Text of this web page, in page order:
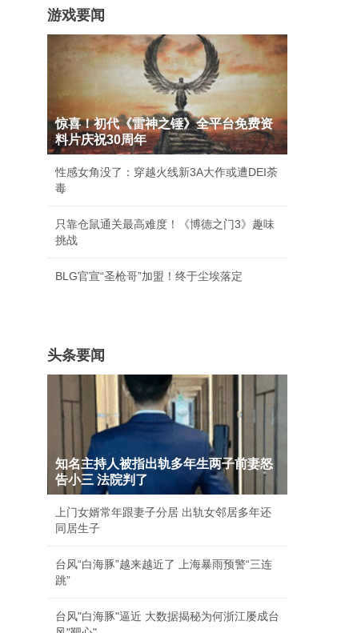
游戏要闻
惊喜！初代《雷神之锤》全平台免费资
料片庆祝30周年
性感女角没了：穿越火线新3A大作或遭DEI荼
毒
只靠仓鼠通关最高难度！《博德之门3》趣味
挑战
BLG官宣“圣枪哥”加盟！终于尘埃落定
头条要闻
知名主持人被指出轨多年生两子前妻怒
告小三 法院判了
上门女婿常年跟妻子分居 出轨女邻居多年还
同居生子
台风“白海豚”越来越近了 上海暴雨预警“三连
跳”
台风"白海豚"逼近 大数据揭秘为何浙江屡成台